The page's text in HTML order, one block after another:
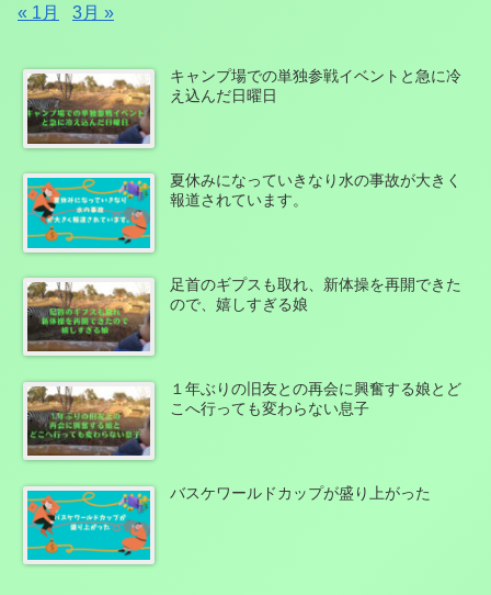
« 1月 3月 »
キャンプ場での単独参戦イベントと急に冷
え込んだ日曜日
夏休みになっていきなり水の事故が大きく
報道されています。
足首のギプスも取れ、新体操を再開できた
ので、嬉しすぎる娘
１年ぶりの旧友との再会に興奮する娘とど
こへ行っても変わらない息子
バスケワールドカップが盛り上がった